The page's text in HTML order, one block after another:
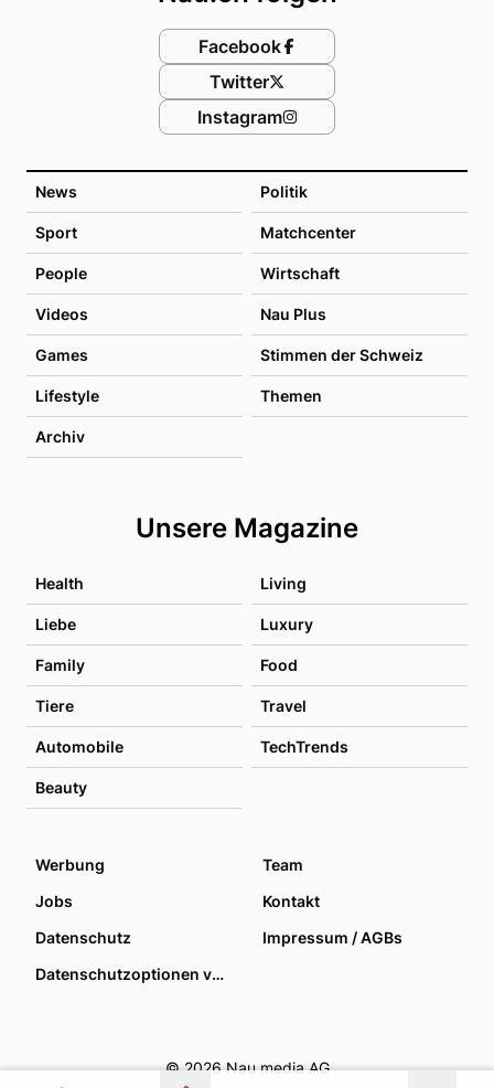
News Politik
Sport Matchcenter
People Wirtschaft
Videos Nau Plus
Games Stimmen der Schweiz
Lifestyle Themen
Archiv
Unsere Magazine
Health Living
Liebe Luxury
Family Food
Tiere Travel
Automobile TechTrends
Beauty
Facebook
Twitter
Instagram
Werbung
Team
Jobs
Kontakt
Datenschutz
Impressum / AGBs
Datenschutzoptionen verwalten
© 2026 Nau media AG